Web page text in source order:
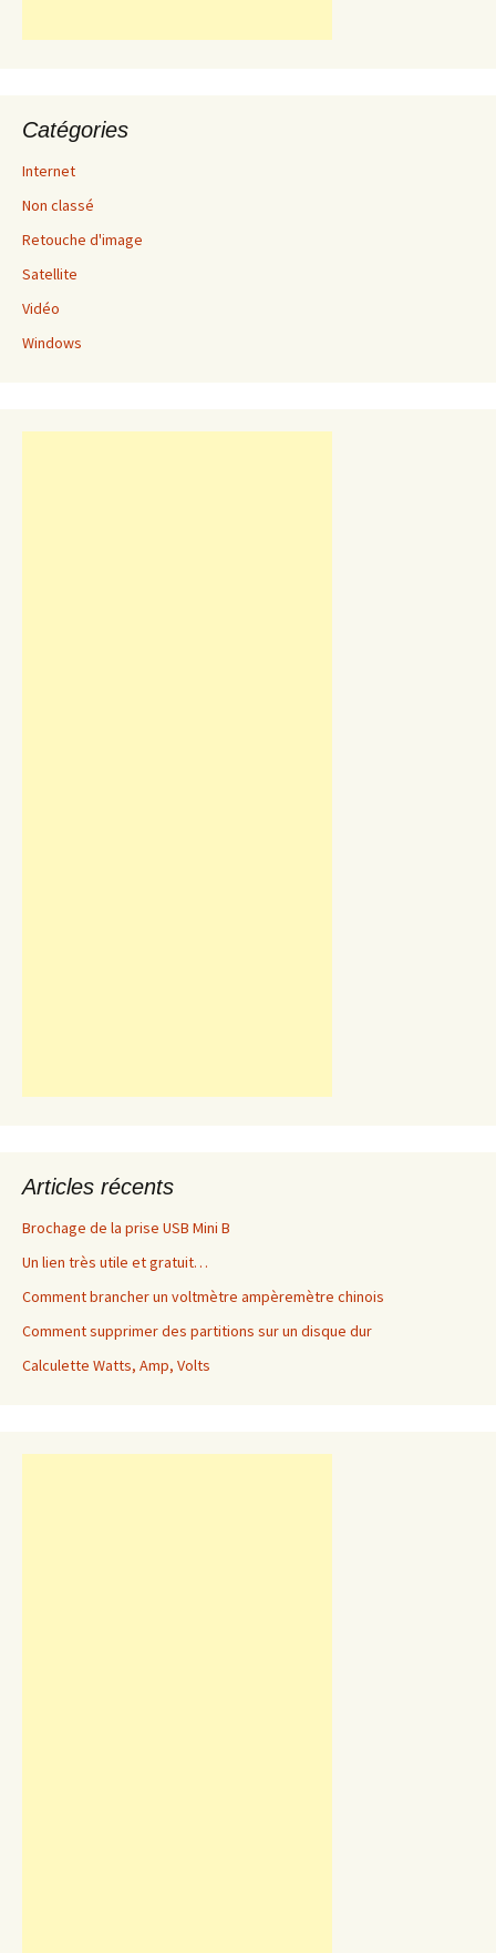
Catégories
Internet
Non classé
Retouche d'image
Satellite
Vidéo
Windows
Articles récents
Brochage de la prise USB Mini B
Un lien très utile et gratuit…
Comment brancher un voltmètre ampèremètre chinois
Comment supprimer des partitions sur un disque dur
Calculette Watts, Amp, Volts